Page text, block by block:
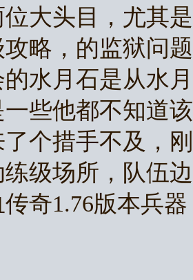
位大头目，尤其
略，的监狱问
水月石是从水
些他都不知道
个措手不及，
级场所，队伍
奇1.76版本兵